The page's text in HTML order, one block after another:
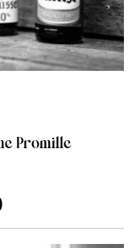
Promille